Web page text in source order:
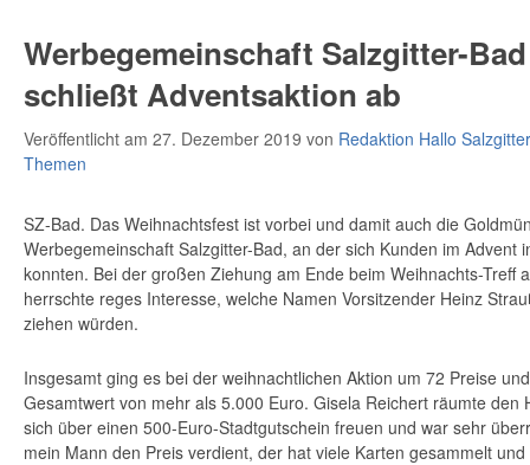
Werbegemeinschaft Salzgitter-Bad
schließt Adventsaktion ​ab
Veröffentlicht am 27. Dezember 2019 von Redaktion Hallo Salzgitter
Themen
SZ-Bad. ​Das Weihnachtsfest ist vorbei und damit auch die
Werbegemeinschaft Salzgitter-Bad, an der sich Kunden im Advent
konnten. Bei der großen Ziehung am Ende beim Weihnachts-Treff
herrschte reges Interesse, welche Namen Vorsitzender Heinz
ziehen würden.
Insgesamt ging es bei der weihnachtlichen Aktion um 72 Preise
Gesamtwert von mehr als 5.000 Euro. Gisela Reichert räumte den
sich über einen 500-Euro-Stadtgutschein freuen und war sehr
mein Mann den Preis verdient, der hat viele Karten gesammelt und